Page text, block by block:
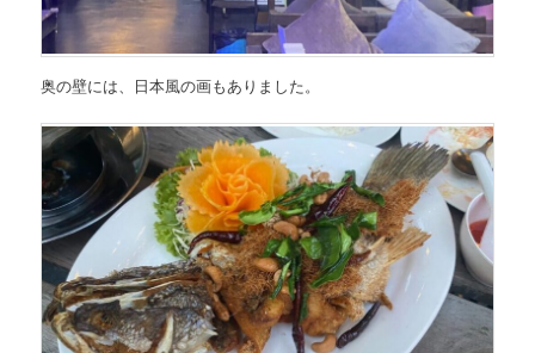
奥の壁には、日本風の画もありました。